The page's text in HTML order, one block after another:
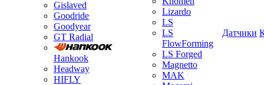
Gislaved
Goodride
Goodyear
GT Radial
Hankook
Headway
HIFLY
Lizardo
LS
LS
FlowForming
LS Forged
Magnetto
MAK
Датчики